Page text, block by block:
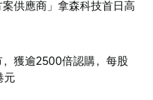
供應商」拿森科技首日高
獲逾2500倍認購，每股
元